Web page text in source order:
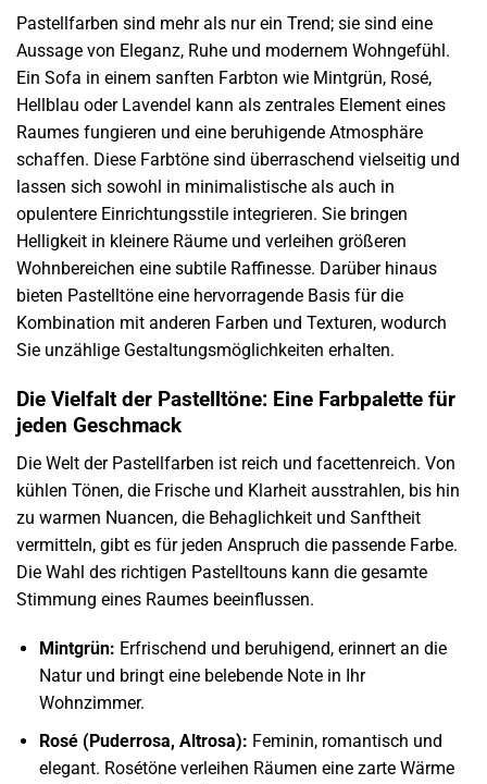
Pastellfarben sind mehr als nur ein Trend; sie sind eine
Aussage von Eleganz, Ruhe und modernem Wohngefühl.
Ein Sofa in einem sanften Farbton wie Mintgrün, Rosé,
Hellblau oder Lavendel kann als zentrales Element eines
Raumes fungieren und eine beruhigende Atmosphäre
schaffen. Diese Farbtöne sind überraschend vielseitig und
lassen sich sowohl in minimalistische als auch in
opulentere Einrichtungsstile integrieren. Sie bringen
Helligkeit in kleinere Räume und verleihen größeren
Wohnbereichen eine subtile Raffinesse. Darüber hinaus
bieten Pastelltöne eine hervorragende Basis für die
Kombination mit anderen Farben und Texturen, wodurch
Sie unzählige Gestaltungsmöglichkeiten erhalten.
Die Vielfalt der Pastelltöne: Eine Farbpalette für
jeden Geschmack
Die Welt der Pastellfarben ist reich und facettenreich. Von
kühlen Tönen, die Frische und Klarheit ausstrahlen, bis hin
zu warmen Nuancen, die Behaglichkeit und Sanftheit
vermitteln, gibt es für jeden Anspruch die passende Farbe.
Die Wahl des richtigen Pastelltouns kann die gesamte
Stimmung eines Raumes beeinflussen.
Mintgrün: Erfrischend und beruhigend, erinnert an die
Natur und bringt eine belebende Note in Ihr
Wohnzimmer.
Rosé (Puderrosa, Altrosa): Feminin, romantisch und
elegant. Rosétöne verleihen Räumen eine zarte Wärme